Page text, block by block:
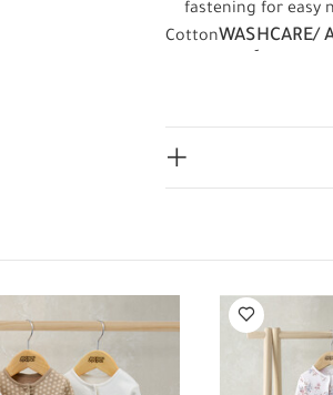
fastening for easy
CottonWASHCARE/